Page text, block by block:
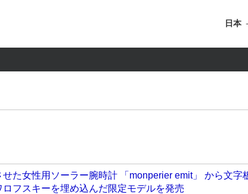
日本
た女性用ソーラー腕時計 「monperier emit」 から文字
フスキーを埋め込んだ限定モデルを発売